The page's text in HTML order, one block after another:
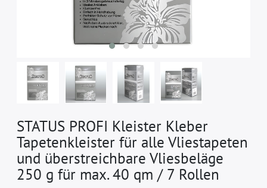
STATUS PROFI Kleister Kleber
Tapetenkleister für alle Vliestapeten
und überstreichbare Vliesbeläge
250 g für max. 40 qm / 7 Rollen